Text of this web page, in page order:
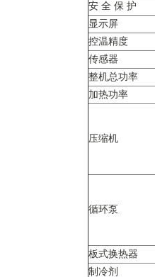
安 全 保 护
显示屏
控温精度
传感器
整机总功率
加热功率
压缩机
循环泵
板式换热器
制冷剂